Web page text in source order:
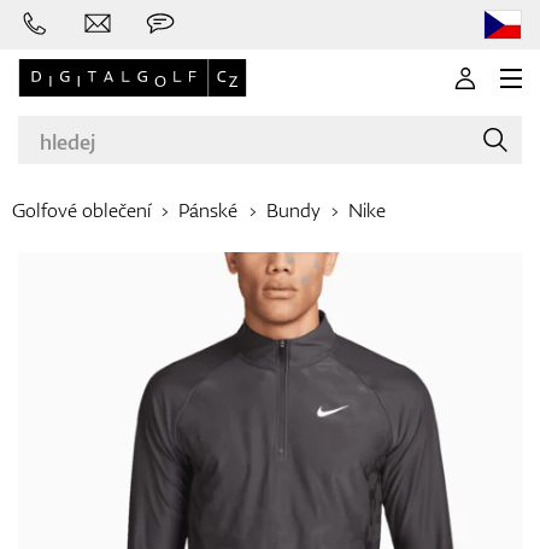
Značky
Golfové hole
Golfové oblečení Pánské Bundy Nike